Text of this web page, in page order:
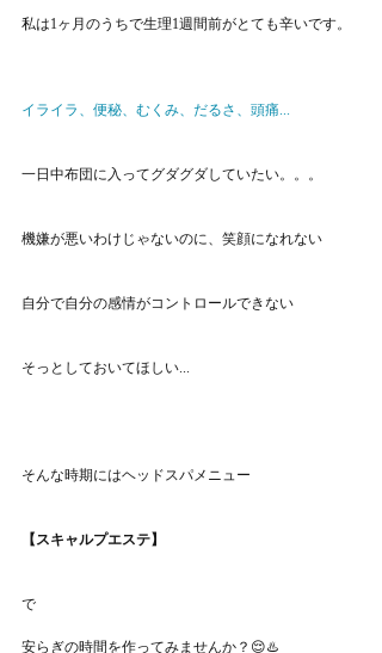
私は1ヶ月のうちで生理1週間前がとても辛いです。
イライラ、便秘、むくみ、だるさ、頭痛...
一日中布団に入ってグダグダしていたい。。。
機嫌が悪いわけじゃないのに、笑顔になれない
自分で自分の感情がコントロールできない
そっとしておいてほしい...
そんな時期にはヘッドスパメニュー
【スキャルプエステ】
で
安らぎの時間を作ってみませんか？😌♨️